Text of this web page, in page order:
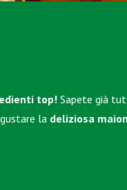
top!Sapete già
la deliziosa